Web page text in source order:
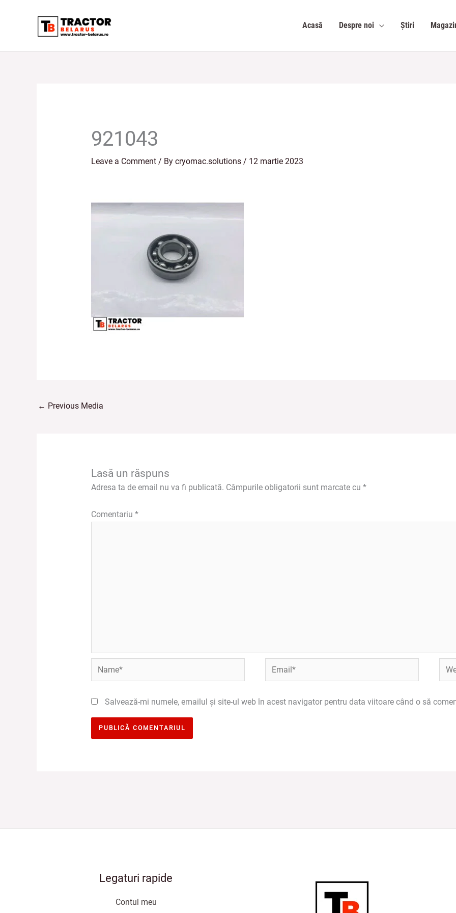
Acasă Despre noi Știri
921043
Leave a Comment / By cryomac.solutions / 12 martie 2023
← Previous Media
Lasă un răspuns
Adresa ta de email nu va fi publicată. Câmpurile obligatorii sunt marcate cu *
Comentariu *
Name* Email*
Salvează-mi numele, emailul și site-ul web în acest navigator pentru data viitoare când o să
Legaturi rapide
Contul meu